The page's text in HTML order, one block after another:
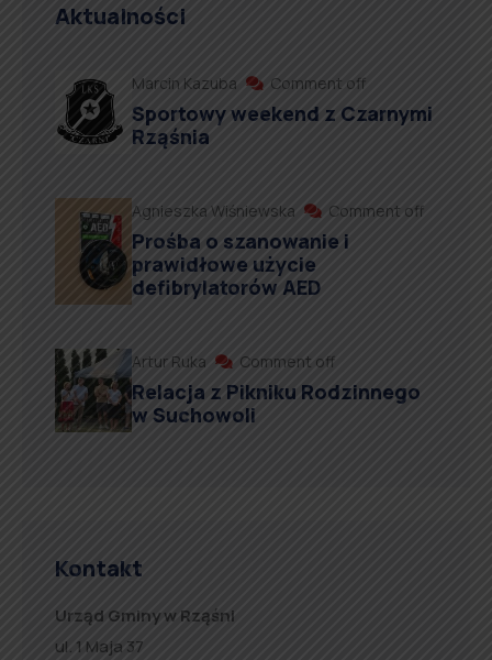
Aktualności
Marcin Kazuba Comment off
Sportowy weekend z Czarnymi
Rząśnia
Agnieszka Wiśniewska Comment off
Prośba o szanowanie i
prawidłowe użycie
defibrylatorów AED
Artur Ruka Comment off
Relacja z Pikniku Rodzinnego
w Suchowoli
Kontakt
Urząd Gminy w Rząśni
ul. 1 Maja 37